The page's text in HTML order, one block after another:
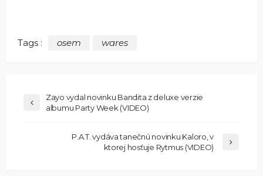
Tags : osem wares
Zayo vydal novinku Bandita z deluxe verzie
albumu Party Week (VIDEO)
P.A.T. vydáva tanečnú novinku Kaloro, v
ktorej hosťuje Rytmus (VIDEO)